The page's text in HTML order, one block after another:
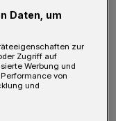
Deutschland
Tampons.
vom
mit
Daten, um
zur
Zugriff auf
Werbung und
von
und